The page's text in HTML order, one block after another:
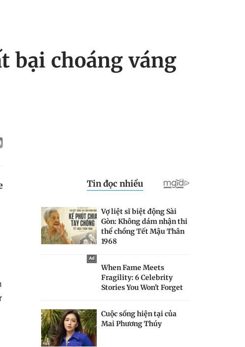
bại choáng váng